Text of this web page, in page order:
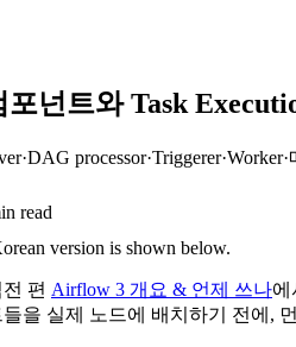
넌트와 Task
read
version is shown below.
편 Airflow 3 개요 & 언제 쓰나에
을 실제 노드에 배치하기 전에,